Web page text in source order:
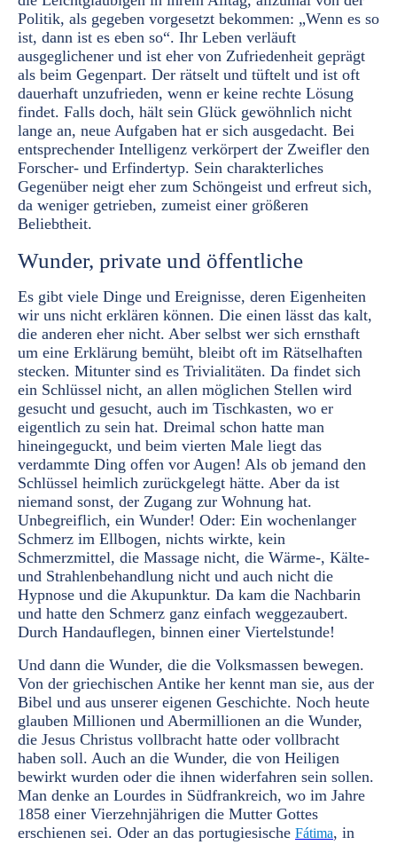
Politik, als gegeben vorgesetzt bekommen: „Wenn es so
ist, dann ist es eben so“. Ihr Leben verläuft
ausgeglichener und ist eher von Zufriedenheit geprägt
als beim Gegenpart. Der rätselt und tüftelt und ist oft
dauerhaft unzufrieden, wenn er keine rechte Lösung
findet. Falls doch, hält sein Glück gewöhnlich nicht
lange an, neue Aufgaben hat er sich ausgedacht. Bei
entsprechender Intelligenz verkörpert der Zweifler den
Forscher- und Erfindertyp. Sein charakterliches
Gegenüber neigt eher zum Schöngeist und erfreut sich,
da weniger getrieben, zumeist einer größeren
Beliebtheit.
Wunder, private und öffentliche
Es gibt viele Dinge und Ereignisse, deren Eigenheiten
wir uns nicht erklären können. Die einen lässt das kalt,
die anderen eher nicht. Aber selbst wer sich ernsthaft
um eine Erklärung bemüht, bleibt oft im Rätselhaften
stecken. Mitunter sind es Trivialitäten. Da findet sich
ein Schlüssel nicht, an allen möglichen Stellen wird
gesucht und gesucht, auch im Tischkasten, wo er
eigentlich zu sein hat. Dreimal schon hatte man
hineingeguckt, und beim vierten Male liegt das
verdammte Ding offen vor Augen! Als ob jemand den
Schlüssel heimlich zurückgelegt hätte. Aber da ist
niemand sonst, der Zugang zur Wohnung hat.
Unbegreiflich, ein Wunder! Oder: Ein wochenlanger
Schmerz im Ellbogen, nichts wirkte, kein
Schmerzmittel, die Massage nicht, die Wärme-, Kälte-
und Strahlenbehandlung nicht und auch nicht die
Hypnose und die Akupunktur. Da kam die Nachbarin
und hatte den Schmerz ganz einfach weggezaubert.
Durch Handauflegen, binnen einer Viertelstunde!
Und dann die Wunder, die die Volksmassen bewegen.
Von der griechischen Antike her kennt man sie, aus der
Bibel und aus unserer eigenen Geschichte. Noch heute
glauben Millionen und Abermillionen an die Wunder,
die Jesus Christus vollbracht hatte oder vollbracht
haben soll. Auch an die Wunder, die von Heiligen
bewirkt wurden oder die ihnen widerfahren sein sollen.
Man denke an Lourdes in Südfrankreich, wo im Jahre
1858 einer Vierzehnjährigen die Mutter Gottes
erschienen sei. Oder an das portugiesische Fátima, in